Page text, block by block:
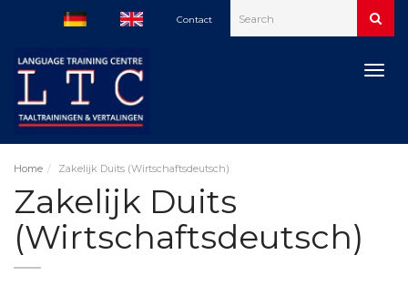
Contact
Home Zakelijk Duits (Wirtschaftsdeutsch)
Zakelijk Duits
(Wirtschaftsdeutsch)